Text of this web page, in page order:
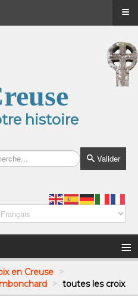
histoire
Valider
≡
en Creuse >
> toutes les croix
≡
≡